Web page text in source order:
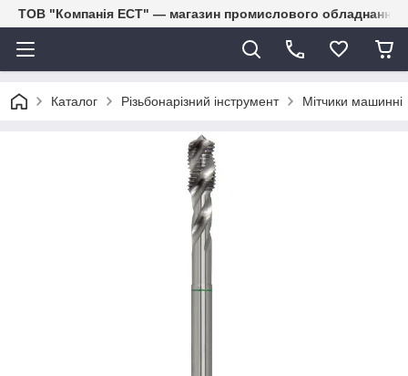
ТОВ "Компанія ЕСТ" — магазин промислового обладнання
Каталог Різьбонарізний інструмент Мітчики машинні